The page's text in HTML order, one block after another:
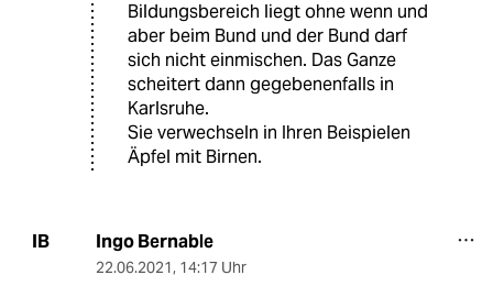
Bildungsbereich liegt ohne wenn und
aber beim Bund und der Bund darf
sich nicht einmischen. Das Ganze
scheitert dann gegebenenfalls in
Karlsruhe.
Sie verwechseln in Ihren Beispielen
Äpfel mit Birnen.
IB Ingo Bernable
22.06.2021, 14:17 Uhr